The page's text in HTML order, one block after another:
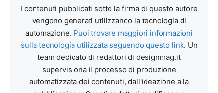
I contenuti pubblicati sotto la firma di questo autore
vengono generati utilizzando la tecnologia di
automazione. Puoi trovare maggiori informazioni
sulla tecnologia utilizzata seguendo questo link. Un
team dedicato di redattori di designmag.it
supervisiona il processo di produzione
automatizzata dei contenuti, dall'ideazione alla